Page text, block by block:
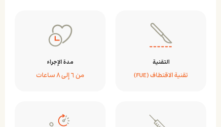
التقنية
تقنية الاقتطاف (FUE)
مدة الإجراء
من ٦ إلى ٨ ساعات